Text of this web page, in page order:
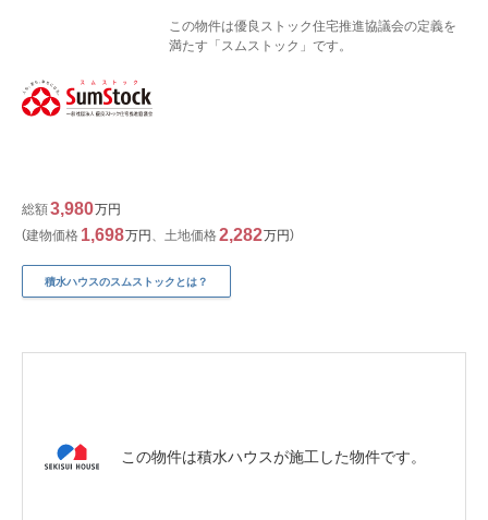
この物件は優良ストック住宅推進協議会の定義を
満たす「スムストック」です。
総額3,980万円
建物価格 1,698万円 、土地価格2,282万円
積水ハウスのスムストックとは？
この物件は積水ハウスが施工した物件です。